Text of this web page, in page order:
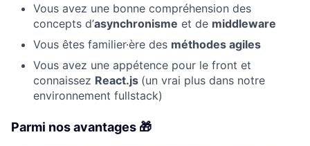
Vous avez une bonne compréhension des
concepts d’asynchronisme et de middleware
Vous êtes familier·ère des méthodes agiles
Vous avez une appétence pour le front et
connaissez React.js (un vrai plus dans notre
environnement fullstack)
Parmi nos avantages 🎁